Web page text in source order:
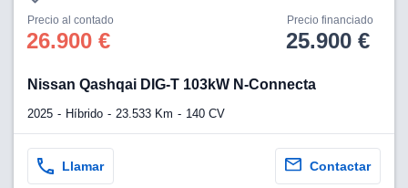
Precio al contado
26.900 €
Precio financiado
25.900 €
Nissan Qashqai DIG-T 103kW N-Connecta
2025 Híbrido 23.533 Km 140 CV
Llamar Contactar